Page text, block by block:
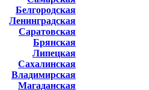
Белгородская
Ленинградская
Саратовская
Брянская
Липецкая
Сахалинская
Владимирская
Магаданская